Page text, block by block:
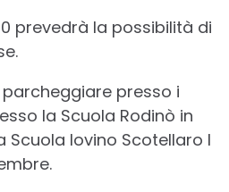
prevedrà la possibilità di
presso i
la Scuola Rodinò in
Scuola Iovino Scotellaro I